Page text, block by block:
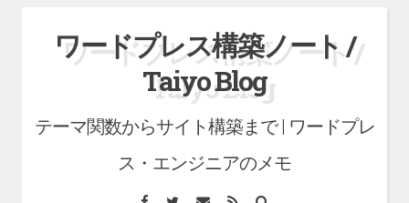
ワードプレス構築ノート /
Taiyo Blog
テーマ関数からサイト構築まで | ワードプレ
ス・エンジニアのメモ
Facebook
Twitterメ
RSS